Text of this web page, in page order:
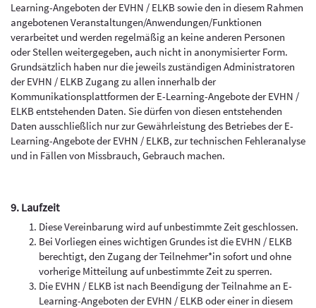
Learning-Angeboten der EVHN / ELKB sowie den in diesem Rahmen
angebotenen Veranstaltungen/Anwendungen/Funktionen
verarbeitet und werden regelmäßig an keine anderen Personen
oder Stellen weitergegeben, auch nicht in anonymisierter Form.
Grundsätzlich haben nur die jeweils zuständigen Administratoren
der EVHN / ELKB Zugang zu allen innerhalb der
Kommunikationsplattformen der E-Learning-Angebote der EVHN /
ELKB entstehenden Daten. Sie dürfen von diesen entstehenden
Daten ausschließlich nur zur Gewährleistung des Betriebes der E-
Learning-Angebote der EVHN / ELKB, zur technischen Fehleranalyse
und in Fällen von Missbrauch, Gebrauch machen.
9. Laufzeit
Diese Vereinbarung wird auf unbestimmte Zeit geschlossen.
Bei Vorliegen eines wichtigen Grundes ist die EVHN / ELKB
berechtigt, den Zugang der Teilnehmer*in sofort und ohne
vorherige Mitteilung auf unbestimmte Zeit zu sperren.
Die EVHN / ELKB ist nach Beendigung der Teilnahme an E-
Learning-Angeboten der EVHN / ELKB oder einer in diesem